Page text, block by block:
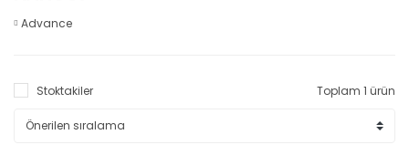
Advance
Stoktakiler Toplam 1 ürün